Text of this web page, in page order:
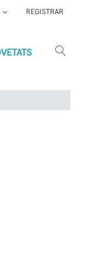
REGISTRAR